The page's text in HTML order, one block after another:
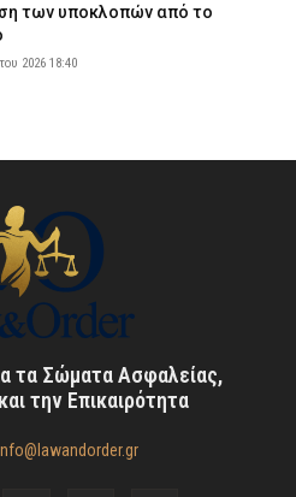
των υποκλοπών από το
2026 18:40
τα Σώματα Ασφαλείας,
την Επικαιρότητα